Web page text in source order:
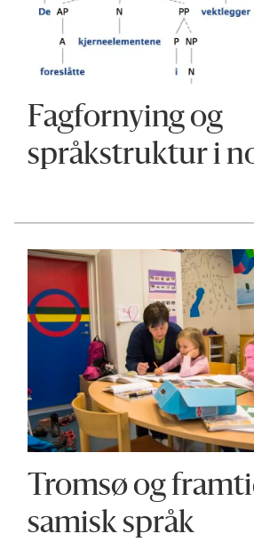
Fagfornying og
språkstruktur i
Tromsø og
samisk språk